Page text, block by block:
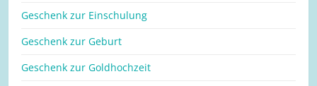
Geschenk zur Einschulung
Geschenk zur Geburt
Geschenk zur Goldhochzeit